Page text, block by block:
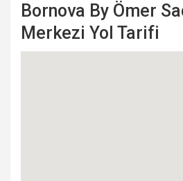
Bornova By Ömer
Merkezi Yol Tarifi